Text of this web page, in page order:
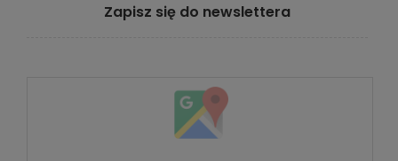
Zapisz się do newslettera